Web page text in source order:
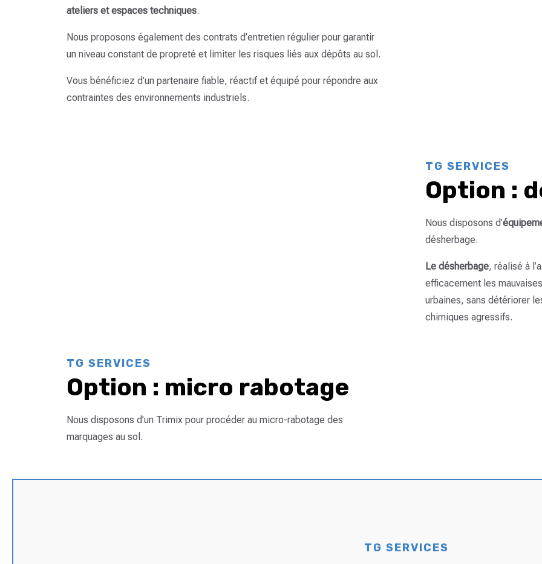
ateliers et espaces techniques.
Nous proposons également des contrats d’entretien régulier pour garantir
un niveau constant de propreté et limiter les risques liés aux dépôts au sol.
Vous bénéficiez d’un partenaire fiable, réactif et équipé pour répondre aux
contraintes des environnements industriels.
TG SERVICES
Option :
Nous disposons d’
désherbage.
Le désherbage, réalisé à
efficacement les
urbaines, sans détériorer
chimiques agressifs.
TG SERVICES
Option : micro rabotage
Nous disposons d’un Trimix pour procéder au micro-rabotage des
marquages au sol.
TG SERVICES